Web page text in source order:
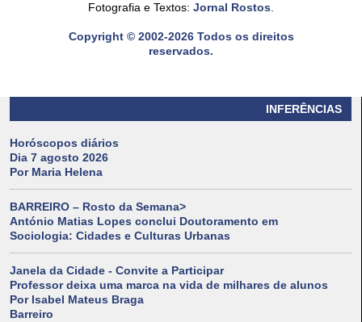
INFERÊNCIAS
Horóscopos diários
Dia 7 agosto 2026
Por Maria Helena
BARREIRO – Rosto da Semana>
António Matias Lopes conclui Doutoramento em
Sociologia: Cidades e Culturas Urbanas
Janela da Cidade - Convite a Participar
Professor deixa uma marca na vida de milhares de alunos
Por Isabel Mateus Braga
Barreiro
Fotografia e Textos: Jornal Rostos.
Copyright © 2002-2026 Todos os direitos
reservados.